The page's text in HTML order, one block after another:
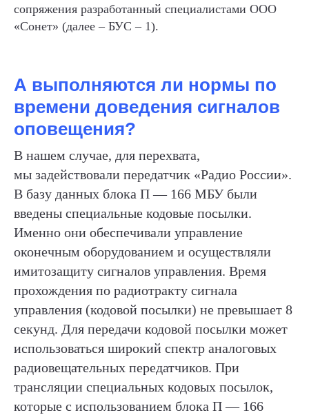
сопряжения разработанный специалистами ООО
«Сонет» (далее – БУС – 1).
А выполняются ли нормы по
времени доведения сигналов
оповещения?
В нашем случае, для перехвата,
мы задействовали передатчик «Радио России».
В базу данных блока П — 166 МБУ были
введены специальные кодовые посылки.
Именно они обеспечивали управление
оконечным оборудованием и осуществляли
имитозащиту сигналов управления. Время
прохождения по радиотракту сигнала
управления (кодовой посылки) не превышает 8
секунд. Для передачи кодовой посылки может
использоваться широкий спектр аналоговых
радиовещательных передатчиков. При
трансляции специальных кодовых посылок,
которые с использованием блока П — 166